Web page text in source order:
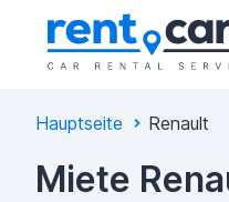
Hauptseite Renault
Miete